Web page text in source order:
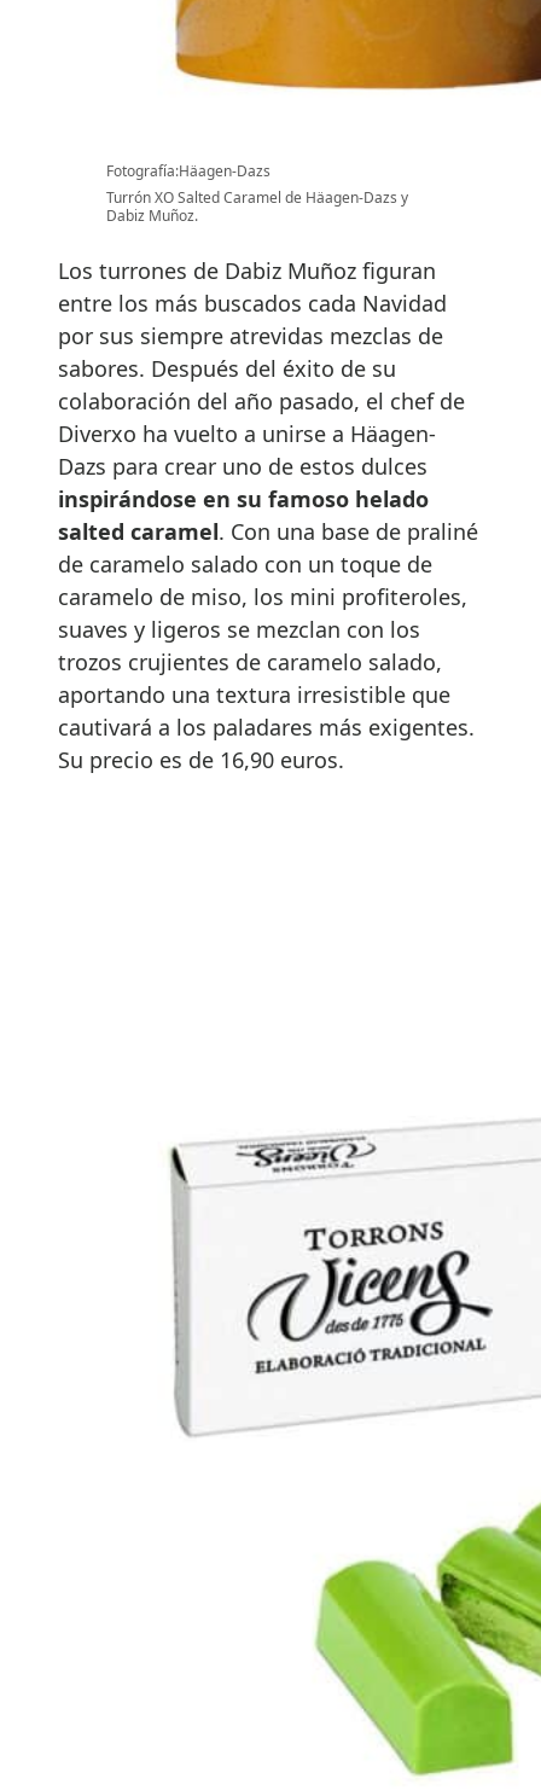
Fotografía:Häagen-Dazs
Turrón XO Salted Caramel de Häagen-Dazs y
Dabiz Muñoz.
Los turrones de Dabiz Muñoz figuran
entre los más buscados cada Navidad
por sus siempre atrevidas mezclas de
sabores. Después del éxito de su
colaboración del año pasado, el chef de
Diverxo ha vuelto a unirse a Häagen-
Dazs para crear uno de estos dulces
inspirándose en su famoso helado
salted caramel. Con una base de praliné
de caramelo salado con un toque de
caramelo de miso, los mini profiteroles,
suaves y ligeros se mezclan con los
trozos crujientes de caramelo salado,
aportando una textura irresistible que
cautivará a los paladares más exigentes.
Su precio es de 16,90 euros.